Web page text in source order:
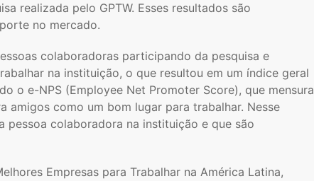
realizada pelo GPTW. Esses resultados são
no mercado.
colaboradoras participando da pesquisa e
na instituição, o que resultou em um índice geral
o e-NPS (Employee Net Promoter Score), que mensura
amigos como um bom lugar para trabalhar. Nesse
pessoa colaboradora na instituição e que são
Empresas para Trabalhar na América Latina,